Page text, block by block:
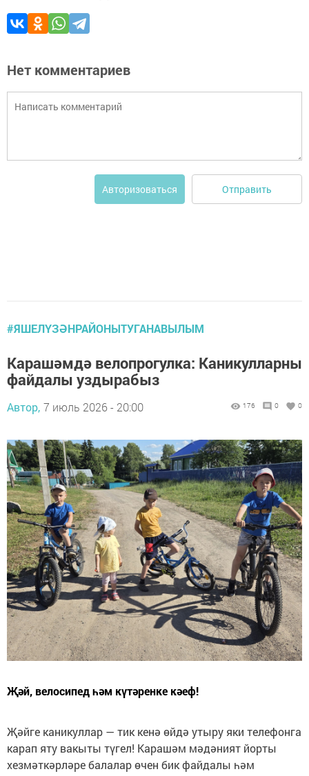
Нет комментариев
Авторизоваться Отправить
#ЯШЕЛҮЗӘНРАЙОНЫТУГАНАВЫЛЫМ
Карашәмдә велопрогулка: Каникулларны
файдалы уздырабыз
Автор, 7 июль 2026 - 20:00 176 0 0
Җәй, велосипед һәм күтәренке кәеф!
Җәйге каникуллар — тик кенә өйдә утыру яки телефонга
карап яту вакыты түгел! Карашәм мәдәният йорты
хезмәткәрләре балалар өчен бик файдалы һәм